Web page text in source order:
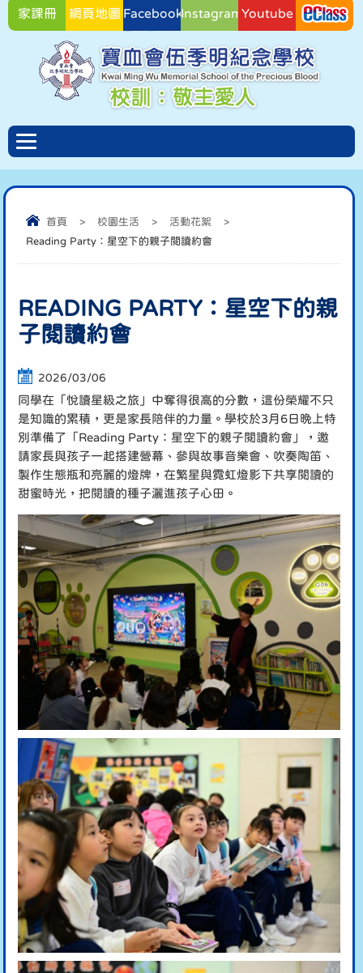
家課冊 網頁地圖 FacebookInstagramYoutube
首頁 > 校園生活 > 活動花絮
>
Reading Party：星空下的親子閱讀約會
READING PARTY：星空下的親
子閱讀約會
2026/03/06
同學在「悅讀星級之旅」中奪得很高的分數，這份榮耀不只
是知識的累積，更是家長陪伴的力量。學校於3月6日晚上特
別準備了「Reading Party：星空下的親子閱讀約會」，邀
請家長與孩子一起搭建營幕、參與故事音樂會、吹奏陶笛、
製作生態瓶和亮麗的燈牌，在繁星與霓虹燈影下共享閱讀的
甜蜜時光，把閱讀的種子灑進孩子心田。